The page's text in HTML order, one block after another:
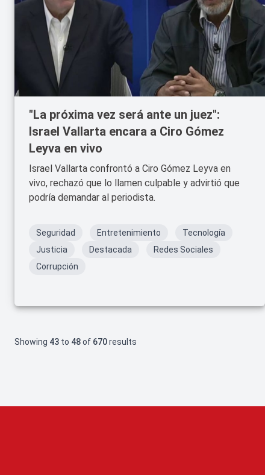
"La próxima vez será ante un juez":
Israel Vallarta encara a Ciro Gómez
Leyva en vivo
Israel Vallarta confrontó a Ciro Gómez Leyva en
vivo, rechazó que lo llamen culpable y advirtió que
podría demandar al periodista.
Seguridad Entretenimiento
Tecnología
Justicia
Destacada
Redes Sociales
Corrupción
Showing 43 to 48of 670results